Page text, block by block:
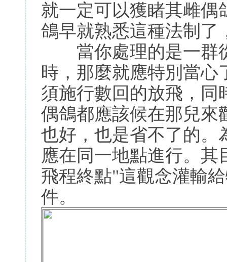
就一定可以獲睹其雌偶
鴿早就熟悉這種法制了
當你處理的是一群
時，那麼就應特別當心
須施行數回的放飛，同
偶鴿都應該候在那兒來
也好，也是省不了的。
應在同一地點進行。
飛程終點"這觀念灌輸
件。